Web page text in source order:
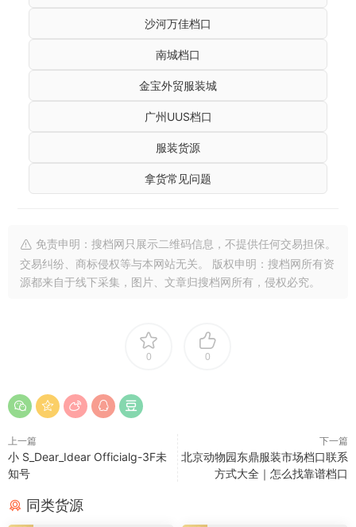
沙河万佳档口
南城档口
金宝外贸服装城
广州UUS档口
服装货源
拿货常见问题
免责申明：搜档网只展示二维码信息，不提供任何交易担保。
交易纠纷、商标侵权等与本网站无关。 版权申明：搜档网所有资
源都来自于线下采集，图片、文章归搜档网所有，侵权必究。
0 0
上一篇
小 S_Dear_Idear Officialg-3F未
知号
下一篇
北京动物园东鼎服装市场档口联系
方式大全｜怎么找靠谱档口
同类货源